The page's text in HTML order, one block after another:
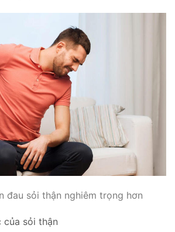
đau sỏi thận nghiêm trọng hơn
của sỏi thận